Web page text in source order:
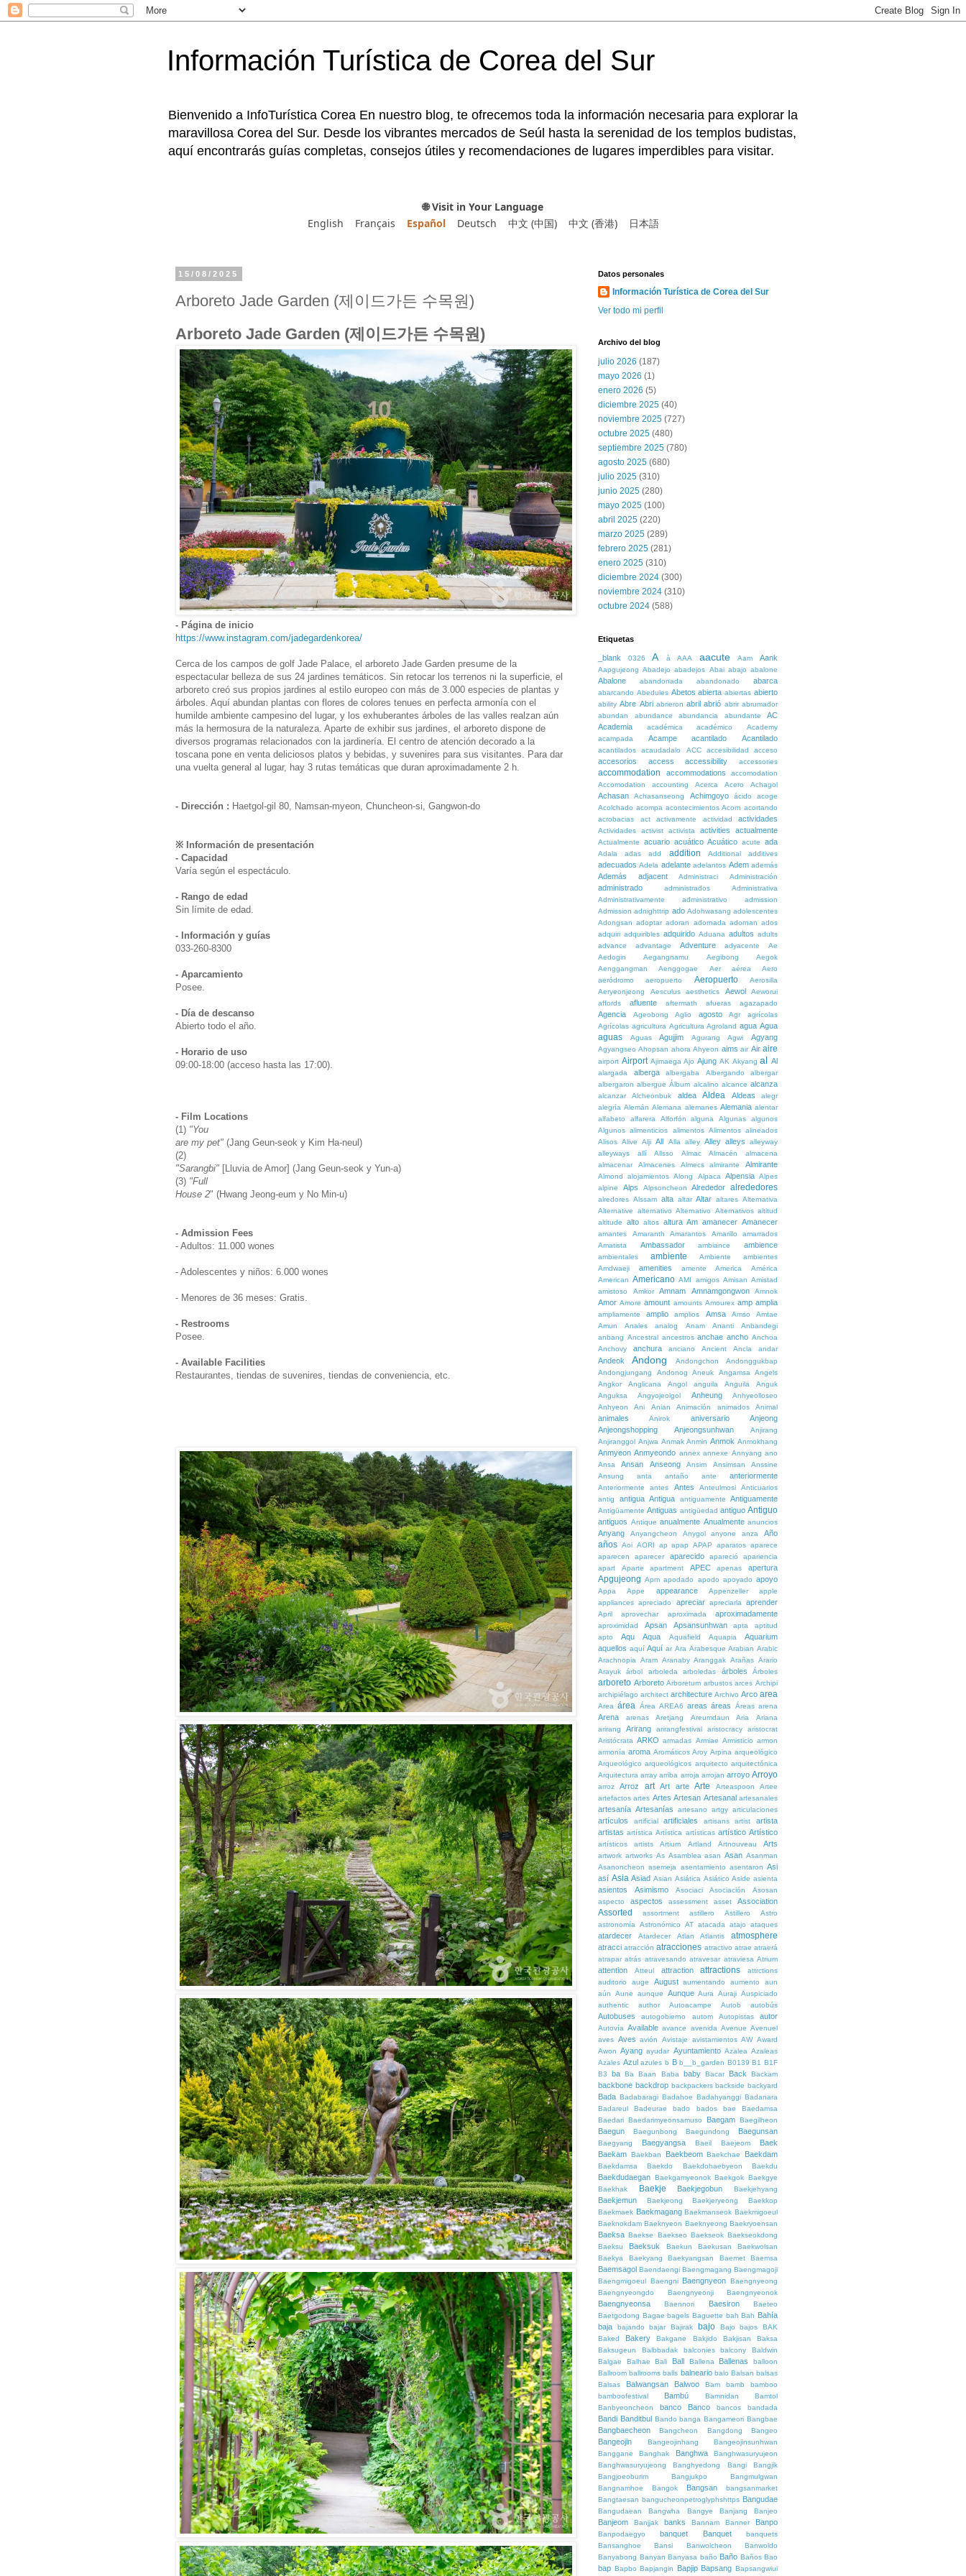
Información Turística de Corea del Sur
Bienvenido a InfoTurística Corea En nuestro blog, te ofrecemos toda la información necesaria para explorar la
maravillosa Corea del Sur. Desde los vibrantes mercados de Seúl hasta la serenidad de los templos budistas,
aquí encontrarás guías completas, consejos útiles y recomendaciones de lugares imperdibles para visitar.
🌐 Visit in Your Language
English
Français Español Deutsch 中文 (中国) 中文 (香港) 日本語
15/08/2025
Arboreto Jade Garden (제이드가든 수목원)
Arboreto Jade Garden (제이드가든 수목원)
- Página de inicio
https://www.instagram.com/jadegardenkorea/
Cerca de los campos de golf Jade Palace, el arboreto Jade Garden presume de la
espectacular belleza de sus 24 jardines temáticos. Sin retocar los terrenos ni la superficie, el
arboreto creó sus propios jardines al estilo europeo con más de 3.000 especies de plantas y
árboles. Aquí abundan plantas con flores de colores tenues en perfecta armonía con el
humilde ambiente campesino del lugar, y los exhuberantes árboles de las valles realzan aún
más la hermosura de la naturaleza. Aparte de exhibir sus jardines, el arboreto dispone de
diversos programas relacionados con la jardinería. El centro de atención decorado a la
toscana pone en venta deliciosos platos y bebidas, y suvenires para sus visitantes. Para dar
una vuelta general al lugar, hay 3 rutas temáticas que duran aproximadamente 2 h.
- Dirección : Haetgol-gil 80, Namsan-myeon, Chuncheon-si, Gangwon-do
※ Información de presentación
- Capacidad
Varía según el espectáculo.
- Rango de edad
Sin límite de edad.
- Información y guías
033-260-8300
- Aparcamiento
Posee.
- Día de descanso
Abierto todo el año.
- Horario de uso
09:00-18:00 (acceso hasta las 17:00).
- Film Locations
(1) "You
are my pet" (Jang Geun-seok y Kim Ha-neul)
(2)
"Sarangbi" [Lluvia de Amor] (Jang Geun-seok y Yun-a)
(3) "Full
House 2" (Hwang Jeong-eum y No Min-u)
- Admission Fees
- Adultos: 11.000 wones
- Adolescentes y niños: 6.000 wones
- Menores de 36 meses: Gratis.
- Restrooms
Posee.
- Available Facilities
Restaurantes, tiendas de suvenires, tiendas de conveniencia, etc.
Datos personales
Información Turística de Corea del Sur
Ver todo mi perfil
Archivo del blog
julio 2026 (187)
mayo 2026 (1)
enero 2026 (5)
diciembre 2025 (40)
noviembre 2025 (727)
octubre 2025 (480)
septiembre 2025 (780)
agosto 2025 (680)
julio 2025 (310)
junio 2025 (280)
mayo 2025 (100)
abril 2025 (220)
marzo 2025 (289)
febrero 2025 (281)
enero 2025 (310)
diciembre 2024 (300)
noviembre 2024 (310)
octubre 2024 (588)
Etiquetas
_blank 0326 A à AAA aacute Aam Aank
Aapgujeong Abadejo abadejos Abai abajo abalone
Abalone abandonada abandonado abarca
abarcando Abedules Abetos abierta abiertas abierto
ability Abre Abri abrieron abril abrió abrir abrumador
abundan
abundance abundancia abundante
AC
Academia
académica académico
Academy
acampada
Acampe acantilado Acantilado
acantilados acaudadalo ACC accesibilidad acceso
accesorios access accessibility accessories
accommodation accommodations
accomodation
Accomodation
accounting Acerca Acero Achagol
Achasan Achasanseong Achimgoyo ácido
acoge
Acolchado acompa acontecimientos Acorn acortando
acrobacias
act activamente actividad actividades
Actividades activist activista activities actualmente
Actualmente acuario acuático Acuático acute ada
Adala adas add addition Additional additives
adecuados Adela adelante adelantos Adem además
Además adjacent Administraci Administración
administrado administrados
Administrativa
Administrativamente
administrativo
admission
Admission adnighttrip ado Adohwasang adolescentes
Adongsan adoptar adoran adornada adornan ados
adquiri adquiribles adquirido Aduana adultos adults
advance
advantage Adventure adyacente
Ae
Aedogin
Aegangnamu Aegibong
Aegok
Aenggangman
Aenggogae Aer aérea
Aero
aeródromo
aeropuerto Aeropuerto
Aerosilla
Aeryeonjeong
Aesculus aesthetics Aewol
Aeworui
affords
afluente aftermath afueras agazapado
Agencia Ageobong Aglio agosto Agr
agrícolas
Agrícolas agricultura Agricultura Agroland agua Agua
aguas Aguas Agujjim Agurang Agwi Agyang
Agyangseo Ahopsan ahora Ahyeon aims air Air aire
airport Airport Ajimaega Ajo Ajung AK Akyang al Al
alargada alberga albergaba Albergando
albergar
albergaron albergue Álbum alcalino alcance alcanza
alcanzar Alcheonbuk aldea Aldea Aldeas
alegr
alegría Alemán Alemana alemanes Alemania alentar
alfabeto
alfarera Alforfón alguna Algunas
algunos
Algunos alimenticios alimentos Alimentos alineados
Alisos Alive Alji All Alla alley Alley alleys
alleyway
alleyways
allí Allsso Almac Almacén
almacena
almacenar
Almacenes Almecs almirante Almirante
Almond alojamientos Along Alpaca Alpensia Alpes
alpine
Alps Alpsoncheon Alrededor alrededores
alredores Alssam alta altar Altar altares Alternativa
Alternative
alternativo Alternativo Alternativos altitud
altitude
alto altos altura Am amanecer Amanecer
amantes Amaranth Amarantos Amarillo
amarrados
Amatista
Ambassador ambiance ambience
ambientales ambiente Ambiente
ambientes
Amdwaeji
amenities amente America
América
American Americano AMI amigos Amisan Amistad
amistoso
Amkor Amnam Amnamgongwon Amnok
Amor Amore amount amounts Amourex amp amplia
ampliamente amplio amplios Amsa Amso
Amtae
Amun
Anales analog Anam Ananti
Anbandegi
anbang Ancestral ancestros anchae ancho Anchoa
Anchovy
anchura anciano Ancient Ancla andar
Andeok Andong Andongchon
Andonggukbap
Andongjungang
Andonog Aneuk Angamsa
Angels
Angkor
Anglicana Angol anguila Anguila
Anguk
Anguksa
Angyojeolgol Anheung
Anhyeolloseo
Anhyeon
Ani Anian Animación animados Animal
animales Anirok aniversario
Anjeong
Anjeongshopping
Anjeongsunhwan
Anjirang
Anjiranggol Anjwa Anmak Anmin Anmok Anmokhang
Anmyeon Anmyeondo annex annexe Annyang ano
Ansa
Ansan Anseong Ansim Ansimsan
Anssine
Ansung
anta antaño ante anteriormente
Anteriormente antes Antes Anteulmosi
Anticuarios
antig
antigua Antigua antiguamente Antiguamente
Antigüamente Antiguas antigüedad antiguo Antiguo
antiguos Antique anualmente Anualmente anuncios
Anyang Anyangcheon Anygol anyone anza Año
años Aoi AORI ap apap APAP aparatos aparece
aparecen
aparecer aparecido apareció
apariencia
apart
Aparte apartment APEC apenas apertura
Apgujeong Apm apodado apodo apoyado apoyo
Appa Appe appearance Appenzeller
apple
appliances apreciado apreciar apreciarla aprender
April aprovechar aproximada aproximadamente
aproximidad Apsan Apsansunhwan apta
aptitud
apto
Aqu Aqua Aquafield Aquapia
Aquarium
aquellos aquí Aquí ar Ara Arabesque Arabian Arabic
Arachnopia
Aram Aranaby Aranggak Arañas Arario
Arayuk
árbol arboleda arboledas árboles Árboles
arboreto Arboreto Arboretum arbustos arces Archipi
archipiélago architect architecture Archivo Arco area
Area área Área AREA6 areas áreas Áreas arena
Arena arenas Aretjang Areumdaun Aria
Ariana
arirang
Arirang arirangfestival aristocracy
aristocrat
Aristócrata ARKO armadas Armiae Armisticio armon
armonía aroma Aromáticos Aroy Arpina arqueológico
Arqueológico arqueológicos arquitecto arquitectónica
Arquitectura array arriba arroja arrojan arroyo Arroyo
arroz Arroz art Art arte Arte Arteaspoon
Artee
artefactos artes Artes Artesan Artesanal artesanales
artesanía Artesanías artesano artgy articulaciones
artículos artificial artificiales artisans artist
artista
artistas artística Artística artísticas artístico Artístico
artísticos artists Artium Artland Artnouveau Arts
artwork artworks As Asamblea asan Asan Asanman
Asanoncheon asemeja asentamiento asentaron Asi
así Asia Asiad Asian Asiática Asiático Aside asienta
asientos Asimismo Asociaci Asociación
Asosan
aspecto
aspectos assessment asset Association
Assorted assortment astillero Astillero
Astro
astronomía
Astronómico AT atacada atajo ataques
atardecer Atardecer Atlan Atlantis atmosphere
atracci atracción atracciones atractivo atrae atraerá
atrapar atrás atravesando atravesar atraviesa Atrium
attention Atteul attraction attractions
attrctions
auditorio
auge August aumentando aumento
aun
aún
Aune aunque Aunque Aura Auraji Auspiciado
authentic
author Autoacampe Autob autobús
Autobuses autogobierno autom Autopistas autor
Autovía Available avance avenida Avenue Avenuel
aves Aves avión Avistaje avistamientos AW Award
Awon Ayang ayudar Ayuntamiento Azalea Azaleas
Azales Azul azules b B b__b_garden B0139 B1 B1F
B3
ba Ba Baan Baba baby Bacar Back Backam
backbone backdrop backpackers backside backyard
Bada Badabaragi Badahoe Badahyanggi Badanara
Badareul
Badeurae bado bados bae
Baedamsa
Baedari Baedarimyeonsamuso Baegam Baegilheon
Baegun Baegunbong Baegundong Baegunsan
Baegyang Baegyangsa Baeil Baejeom
Baek
Baekam Baekban Baekbeom Baekchae Baekdam
Baekdamsa Baekdo Baekdohaebyeon Baekdu
Baekdudaegan Baekgamyeonok Baekgok Baekgye
Baekhak
Baekje Baekjegobun Baekjehyang
Baekjemun Baekjeong Baekjeryeong
Baekkop
Baekmaek Baekmagang Baekmanseok Baekmigoeul
Baeknokdam Baeknyeon Baeknyeong Baekryoensan
Baeksa Baekse Baekseo Baekseok Baekseokdong
Baeksu
Baeksuk Baekun Baekusan
Baekwolsan
Baekya
Baekyang Baekyangsan Baemet Baemsa
Baemsagol Baendaengi Baengmagang Baengmagoji
Baengmigoeul Baengni Baengnyeon Baengnyeong
Baengnyeongdo
Baengnyeonji Baengnyeonok
Baengnyeonsa Baennori Baesiron
Baeteo
Baetgodong Bagae bagels Baguette bah Bah Bahía
baja
bajando bajar Bajirak bajo Bajo bajos
BAK
Baked
Bakery Bakgane Bakjido Bakjisan
Baksa
Baksugeun
Balbbadak balconies balcony
Baldwin
Balgae
Balhae Bali Ball Ballena Ballenas
balloon
Ballroom ballrooms balls balneario balo Balsan balsas
Balsas
Balwangsan Balwoo Bam bamb
bamboo
bamboofestival
Bambú Bamnidan
Bamtol
Banbyeoncheon
banco Banco bancos bandada
Bandi Banditbul Bando banga Bangameori Bangbae
Bangbaecheon Bangcheon Bangdong Bangeo
Bangeojin Bangeojinhang
Bangeojinsunhwan
Banggane
Banghak Banghwa
Banghwasuryujeon
Banghwasuryujeong
Banghyedong Bangi
Bangjik
Bangjoeoburim
Bangjukpo
Bangmulgwan
Bangnamhoe
Bangok Bangsan
bangsanmarket
Bangtaesan bangucheonpetroglyphshttps Bangudae
Bangudaean Bangwha Bangye Banjang Banjeo
Banjeom Banjjak banks Bannam Banner Banpo
Banpodaegyo banquet Banquet
banquets
Bansanghoe
Bansi Banwolcheon
Banwoldo
Banyabong Banyan Banyasa baño Baño Baños Bao
bap Bapbo Bapjangin Bapjip Bapsang Bapsangwiui